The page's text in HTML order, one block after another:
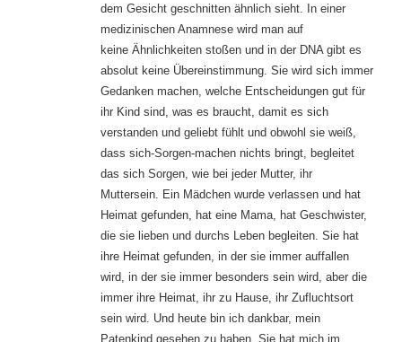
dem Gesicht geschnitten ähnlich sieht. In einer
medizinischen Anamnese wird man auf
keine Ähnlichkeiten stoßen und in der DNA gibt es
absolut keine Übereinstimmung. Sie wird sich immer
Gedanken machen, welche Entscheidungen gut für
ihr Kind sind, was es braucht, damit es sich
verstanden und geliebt fühlt und obwohl sie weiß,
dass sich-Sorgen-machen nichts bringt, begleitet
das sich Sorgen, wie bei jeder Mutter, ihr
Muttersein. Ein Mädchen wurde verlassen und hat
Heimat gefunden, hat eine Mama, hat Geschwister,
die sie lieben und durchs Leben begleiten. Sie hat
ihre Heimat gefunden, in der sie immer auffallen
wird, in der sie immer besonders sein wird, aber die
immer ihre Heimat, ihr zu Hause, ihr Zufluchtsort
sein wird. Und heute bin ich dankbar, mein
Patenkind gesehen zu haben. Sie hat mich im